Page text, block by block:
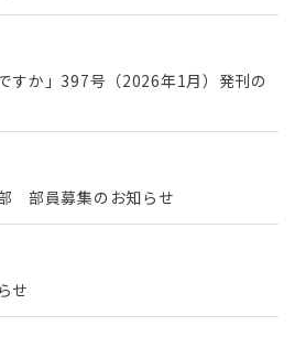
すか」397号（2026年1月）発刊の
部員募集のお知らせ
せ